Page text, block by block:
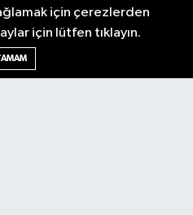
için çerezlerden
için lütfen tıklayın.